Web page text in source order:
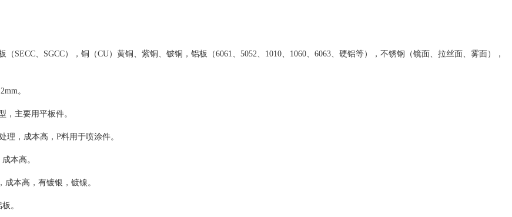
SECC、SGCC），铜（CU）黄铜、紫铜、铍铜，铝板（6061、5052、1010、1060、6063、硬铝等），不锈钢（镜面、拉丝面、雾面），
。
，主要用平板件。
理，成本高，P料用于喷涂件。
本高。
本高，有镀银，镀镍。
。